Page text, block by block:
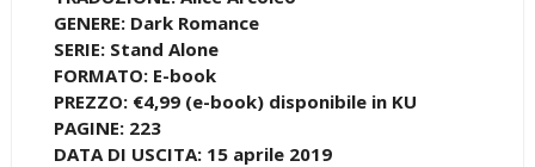
GENERE: Dark Romance
SERIE: Stand Alone
FORMATO: E-book
PREZZO: €4,99 (e-book) disponibile in KU
PAGINE: 223
DATA DI USCITA: 15 aprile 2019